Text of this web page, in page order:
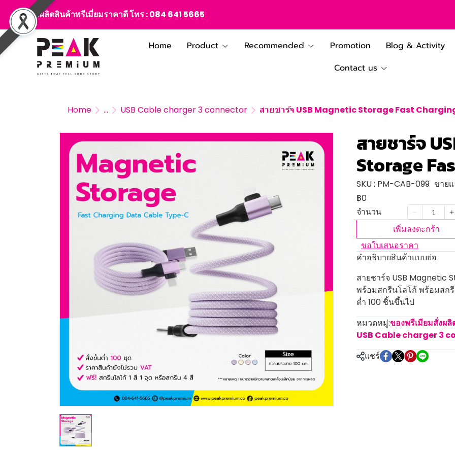
สั่งผลิตสินค้าพรีเมี่ยมราคาดี โทร :084 641 5665
Home Product Recommended Promotion Blog & Activity
Contact us
Home ... USB Cable charger 3 connector สายชาร์จ USB Magnetic Storage Fast
สายชาร์จ
Storage
SKU : PM-CAB-099 ขาย
฿0
จำนวน
เพิ่มลงตะกร้า
ขอใบเสนอราคา
คำอธิบายสินค้าแบบย่อ
สายชาร์จ USB Magnetic
พร้อมสกรีนโลโก้ พร้อมสกรี
ต่ำ 100 ชิ้นขึ้นไป
หมวดหมู่:ของพรีเมียมสั่งผ
USB Cable charger 3
แชร์